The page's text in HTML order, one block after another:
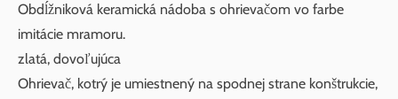
Obdĺžniková keramická nádoba s ohrievačom vo farbe
imitácie mramoru.
zlatá, dovoľujúca
Ohrievač, kotrý je umiestnený na spodnej strane konštrukcie,